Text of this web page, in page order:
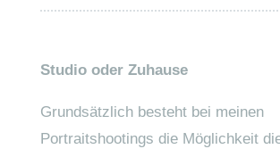
Studio oder Zuhause
Grundsätzlich besteht bei meinen
Portraitshootings die Möglichkeit